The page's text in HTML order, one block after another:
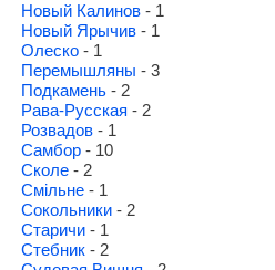
Новый Калинов - 1
Новый Ярычив - 1
Олеско - 1
Перемышляны - 3
Подкамень - 2
Рава-Русская - 2
Розвадов - 1
Самбор - 10
Сколе - 2
Смільне - 1
Сокольники - 2
Старичи - 1
Стебник - 2